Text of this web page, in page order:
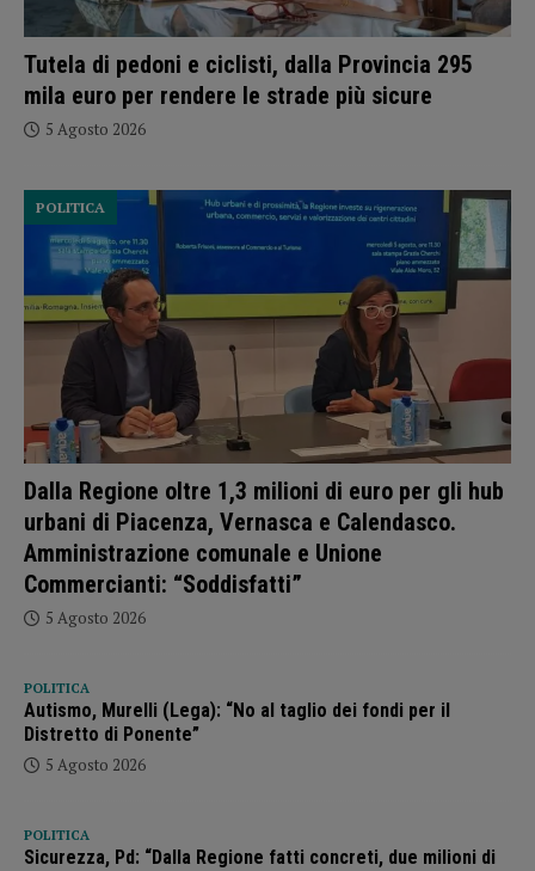
Tutela di pedoni e ciclisti, dalla Provincia 295
mila euro per rendere le strade più sicure
5 Agosto 2026
Dalla Regione oltre 1,3 milioni di euro per gli hub
urbani di Piacenza, Vernasca e Calendasco.
Amministrazione comunale e Unione
Commercianti: “Soddisfatti”
POLITICA
5 Agosto 2026
POLITICA
Autismo, Murelli (Lega): “No al taglio dei fondi per il
Distretto di Ponente”
5 Agosto 2026
POLITICA
Sicurezza, Pd: “Dalla Regione fatti concreti, due milioni di